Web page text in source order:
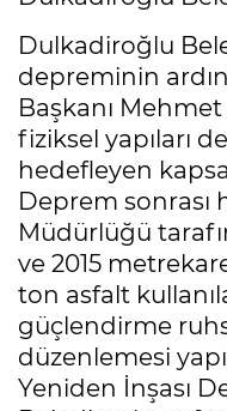
Dulkadiroğlu
depreminin
Başkanı
fiziksel yapıları
hedefleyen
Deprem sonrası
Müdürlüğü
ve 2015
ton asfalt
güçlendirme
düzenlemesi
Yeniden İnşası